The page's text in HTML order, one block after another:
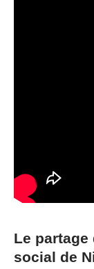
Le partage
social de